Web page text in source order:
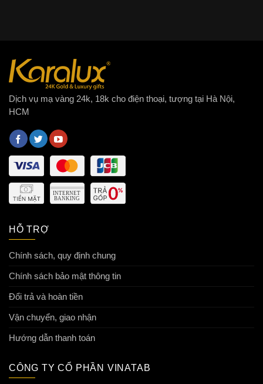
Dịch vụ mạ vàng 24k, 18k cho điện thoại, tượng tại Hà Nội,
HCM
HỖ TRỢ
Chính sách, quy định chung
Chính sách bảo mật thông tin
Đổi trả và hoàn tiền
Vận chuyển, giao nhận
Hướng dẫn thanh toán
CÔNG TY CỔ PHẦN VINATAB